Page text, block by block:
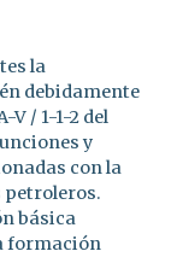
la
debidamente
V / 1-1-2 del
y
con la
petroleros.
básica
formación